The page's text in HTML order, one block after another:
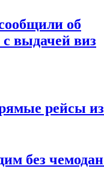
об
выдачей виз
рейсы
без